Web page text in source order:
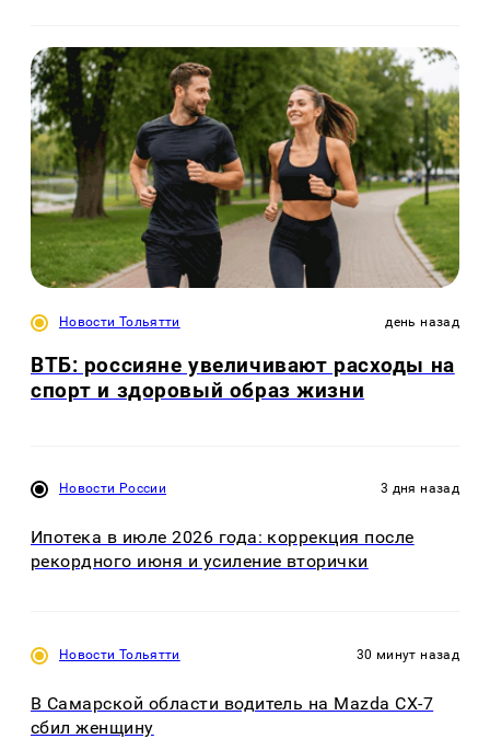
Новости Тольятти день назад
ВТБ: россияне увеличивают расходы на
спорт и здоровый образ жизни
Новости России 3 дня назад
Ипотека в июле 2026 года: коррекция после
рекордного июня и усиление вторички
Новости Тольятти 30 минут назад
В Самарской области водитель на Mazda CX-7
сбил женщину